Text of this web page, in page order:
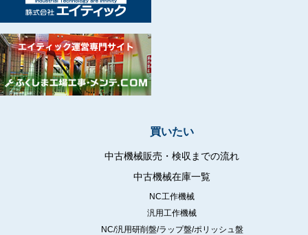
買いたい
中古機械販売・検収までの流れ
中古機械在庫一覧
NC工作機械
汎用工作機械
NC/汎用研削盤/ラップ盤/ポリッシュ盤